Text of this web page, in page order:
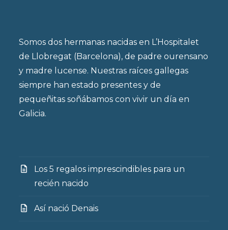
Somos dos hermanas nacidas en L’Hospitalet
de Llobregat (Barcelona), de padre ourensano
y madre lucense. Nuestras raíces gallegas
siempre han estado presentes y de
pequeñitas soñábamos con vivir un día en
Galicia.
Los 5 regalos imprescindibles para un
recién nacido
Así nació Denais